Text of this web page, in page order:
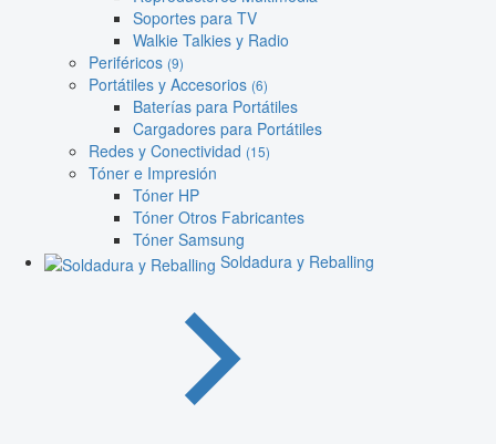
Soportes para TV
Walkie Talkies y Radio
Periféricos (9)
Portátiles y Accesorios (6)
Baterías para Portátiles
Cargadores para Portátiles
Redes y Conectividad (15)
Tóner e Impresión
Tóner HP
Tóner Otros Fabricantes
Tóner Samsung
Soldadura y Reballing